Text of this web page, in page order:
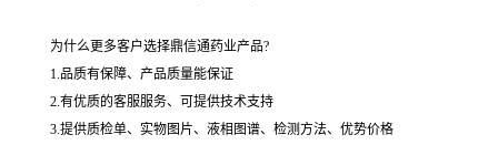
为什么更多客户选择鼎信通药业产品?
1.品质有保障、产品质量能保证
2.有优质的客服服务、可提供技术支持
3.提供质检单、实物图片、液相图谱、检测方法、优势价格